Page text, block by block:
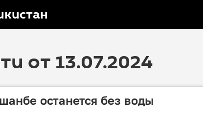
от 13.07.2024
останется без воды